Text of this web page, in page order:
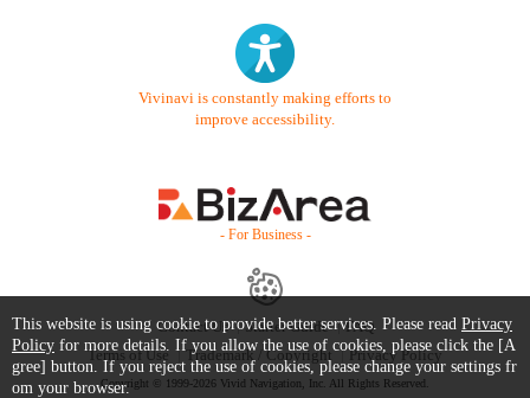
Vivinavi is constantly making efforts to
improve accessibility.
- For Business -
Contact Us Starter Guide
FAQ
Terms of Use
Trademark / Copyright Privacy Policy
Copyright © 1999-2026 Vivid Navigation, Inc. All Rights Reserved.
This website is using cookie to provide better services. Please read Privacy
Policy for more details. If you allow the use of cookies, please click the [A
gree] button. If you reject the use of cookies, please change your settings fr
om your browser.